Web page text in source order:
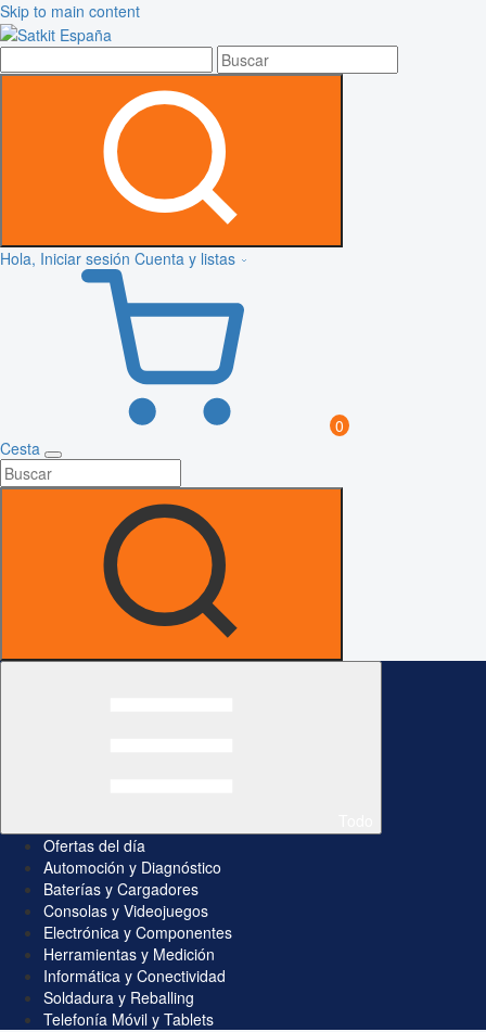
Skip to main content
Hola, Iniciar sesión Cuenta y listas
0
Cesta
Ofertas del día
Automoción y Diagnóstico
Baterías y Cargadores
Consolas y Videojuegos
Electrónica y Componentes
Herramientas y Medición
Informática y Conectividad
Soldadura y Reballing
Telefonía Móvil y Tablets